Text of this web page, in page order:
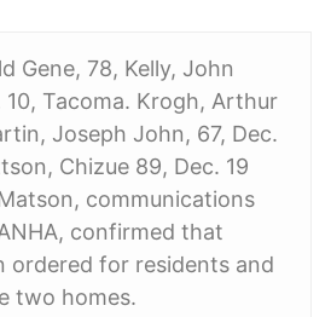
Gene, 78, Kelly, John
10, Tacoma. Krogh, Arthur
Joseph John, 67, Dec.
Chizue 89, Dec. 19
communications
confirmed that
ordered for residents and
two homes.